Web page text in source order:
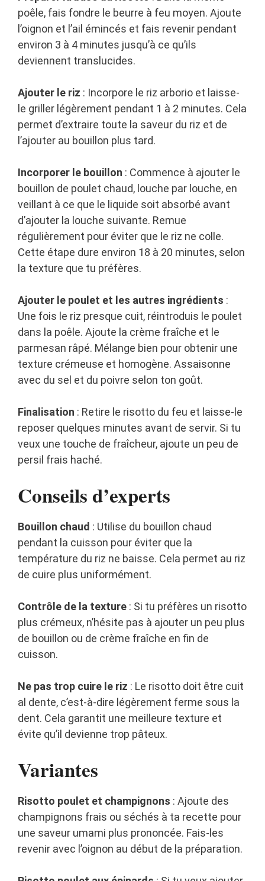
poêle, fais fondre le beurre à feu moyen. Ajoute
l’oignon et l’ail émincés et fais revenir pendant
environ 3 à 4 minutes jusqu’à ce qu’ils
deviennent translucides.
Ajouter le riz : Incorpore le riz arborio et laisse-
le griller légèrement pendant 1 à 2 minutes. Cela
permet d’extraire toute la saveur du riz et de
l’ajouter au bouillon plus tard.
Incorporer le bouillon : Commence à ajouter le
bouillon de poulet chaud, louche par louche, en
veillant à ce que le liquide soit absorbé avant
d’ajouter la louche suivante. Remue
régulièrement pour éviter que le riz ne colle.
Cette étape dure environ 18 à 20 minutes, selon
la texture que tu préfères.
Ajouter le poulet et les autres ingrédients :
Une fois le riz presque cuit, réintroduis le poulet
dans la poêle. Ajoute la crème fraîche et le
parmesan râpé. Mélange bien pour obtenir une
texture crémeuse et homogène. Assaisonne
avec du sel et du poivre selon ton goût.
Finalisation : Retire le risotto du feu et laisse-le
reposer quelques minutes avant de servir. Si tu
veux une touche de fraîcheur, ajoute un peu de
persil frais haché.
Conseils d’experts
Bouillon chaud : Utilise du bouillon chaud
pendant la cuisson pour éviter que la
température du riz ne baisse. Cela permet au riz
de cuire plus uniformément.
Contrôle de la texture : Si tu préfères un risotto
plus crémeux, n’hésite pas à ajouter un peu plus
de bouillon ou de crème fraîche en fin de
cuisson.
Ne pas trop cuire le riz : Le risotto doit être cuit
al dente, c’est-à-dire légèrement ferme sous la
dent. Cela garantit une meilleure texture et
évite qu’il devienne trop pâteux.
Variantes
Risotto poulet et champignons : Ajoute des
champignons frais ou séchés à ta recette pour
une saveur umami plus prononcée. Fais-les
revenir avec l’oignon au début de la préparation.